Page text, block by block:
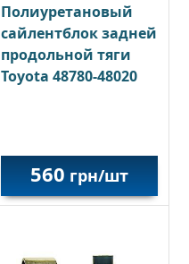
Полиуретановый
сайлентблок задней
продольной тяги
Toyota 48780-48020
560 грн/шт